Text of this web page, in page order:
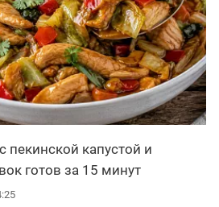
пекинской капустой и
готов за 15 минут